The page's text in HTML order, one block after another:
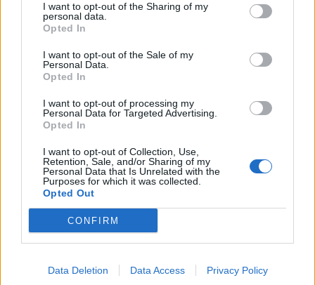
I want to opt-out of the Sharing of my
personal data.
Opted In
I want to opt-out of the Sale of my
Personal Data.
Opted In
I want to opt-out of processing my
Personal Data for Targeted Advertising.
Opted In
I want to opt-out of Collection, Use,
Retention, Sale, and/or Sharing of my
Personal Data that Is Unrelated with the
Purposes for which it was collected.
Opted Out
CONFIRM
Data Deletion Data Access Privacy Policy
Actus Info
Pourquoi le bouton start/stop disparaît
des voitures électriques